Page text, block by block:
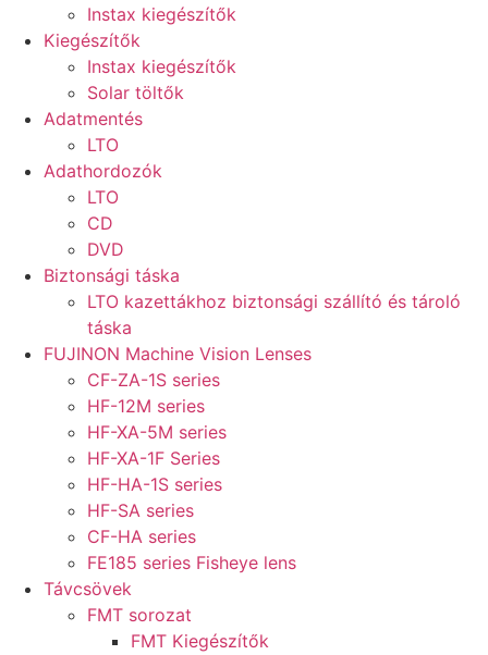
Instax kiegészítők
Kiegészítők
Instax kiegészítők
Solar töltők
Adatmentés
LTO
Adathordozók
LTO
CD
DVD
Biztonsági táska
LTO kazettákhoz biztonsági szállító és tároló
táska
FUJINON Machine Vision Lenses
CF-ZA-1S series
HF-12M series
HF-XA-5M series
HF-XA-1F Series
HF-HA-1S series
HF-SA series
CF-HA series
FE185 series Fisheye lens
Távcsövek
FMT sorozat
FMT Kiegészítők